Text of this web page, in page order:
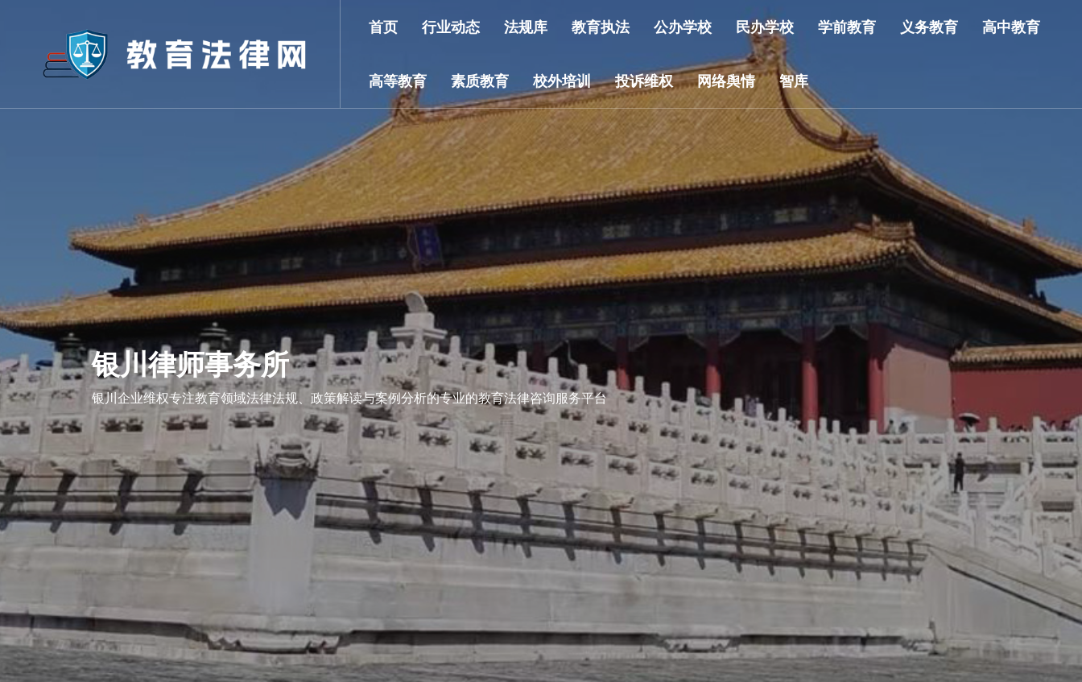
首页 行业动态 法规库 教育执法 公办学校 民办学校 学前教育 义务教育 高中教育
高等教育 素质教育 校外培训 投诉维权 网络舆情 智库
业维权银川律师事务所
银川企业维权专注教育领域法律法规、政策解读与案例分析的专业的教育法律咨询服务平台 银川律师事务所,银川法律咨询,银川